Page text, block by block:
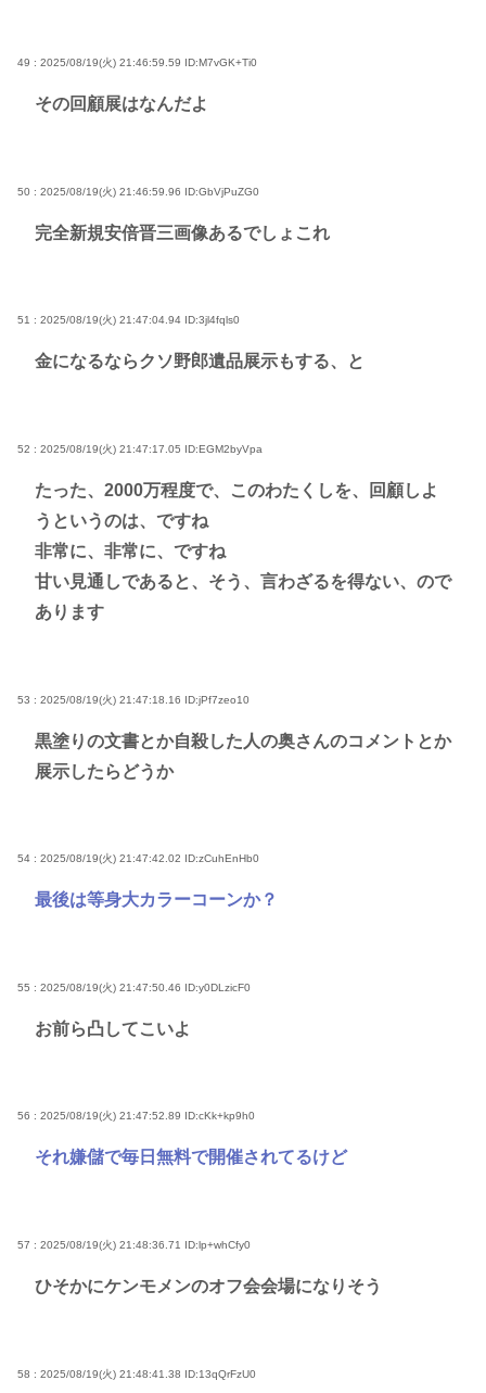
49 : 2025/08/19(火) 21:46:59.59 ID:M7vGK+Ti0
その回顧展はなんだよ
50 : 2025/08/19(火) 21:46:59.96 ID:GbVjPuZG0
完全新規安倍晋三画像あるでしょこれ
51 : 2025/08/19(火) 21:47:04.94 ID:3jl4fqls0
金になるならクソ野郎遺品展示もする、と
52 : 2025/08/19(火) 21:47:17.05 ID:EGM2byVpa
たった、2000万程度で、このわたくしを、回顧しよ
うというのは、ですね
非常に、非常に、ですね
甘い見通しであると、そう、言わざるを得ない、ので
あります
53 : 2025/08/19(火) 21:47:18.16 ID:jPf7zeo10
黒塗りの文書とか自殺した人の奥さんのコメントとか
展示したらどうか
54 : 2025/08/19(火) 21:47:42.02 ID:zCuhEnHb0
最後は等身大カラーコーンか？
55 : 2025/08/19(火) 21:47:50.46 ID:y0DLzicF0
お前ら凸してこいよ
56 : 2025/08/19(火) 21:47:52.89 ID:cKk+kp9h0
それ嫌儲で毎日無料で開催されてるけど
57 : 2025/08/19(火) 21:48:36.71 ID:lp+whCfy0
ひそかにケンモメンのオフ会会場になりそう
58 : 2025/08/19(火) 21:48:41.38 ID:13qQrFzU0